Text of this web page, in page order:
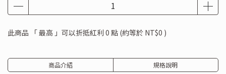
此商品 「 最高 」可以折抵紅利 0 點 (約等於 NT$0 )
商品介紹 規格說明